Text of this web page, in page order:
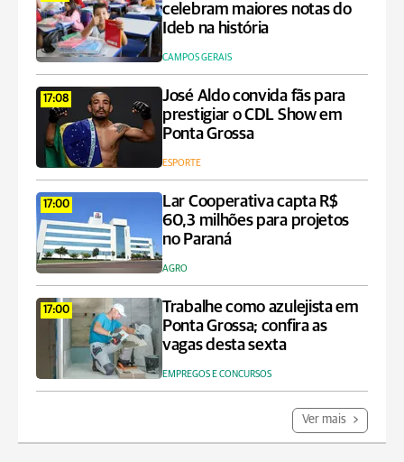
celebram maiores notas do
Ideb na história
CAMPOS GERAIS
17:08
José Aldo convida fãs para
prestigiar o CDL Show em
Ponta Grossa
ESPORTE
17:00
Lar Cooperativa capta R$
60,3 milhões para projetos
no Paraná
AGRO
17:00
Trabalhe como azulejista em
Ponta Grossa; confira as
vagas desta sexta
EMPREGOS E CONCURSOS
Ver mais